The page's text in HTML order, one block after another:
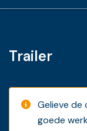
Trailer
Gelieve de
goede